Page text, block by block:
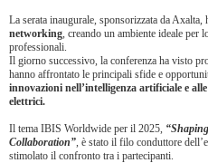
La serata inaugurale, sponsorizzata da Axalta,
networking, creando un ambiente ideale per
professionali.
Il giorno successivo, la conferenza ha visto
hanno affrontato le principali sfide e
innovazioni nell’intelligenza artificiale e
elettrici.
Il tema IBIS Worldwide per il 2025,
Collaboration”, è stato il filo conduttore
stimolato il confronto tra i partecipanti.